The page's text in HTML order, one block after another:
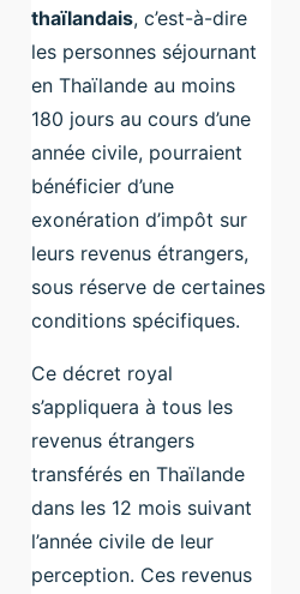
thaïlandais, c’est-à-dire
les personnes séjournant
en Thaïlande au moins
180 jours au cours d’une
année civile, pourraient
bénéficier d’une
exonération d’impôt sur
leurs revenus étrangers,
sous réserve de certaines
conditions spécifiques.
Ce décret royal
s’appliquera à tous les
revenus étrangers
transférés en Thaïlande
dans les 12 mois suivant
l’année civile de leur
perception. Ces revenus